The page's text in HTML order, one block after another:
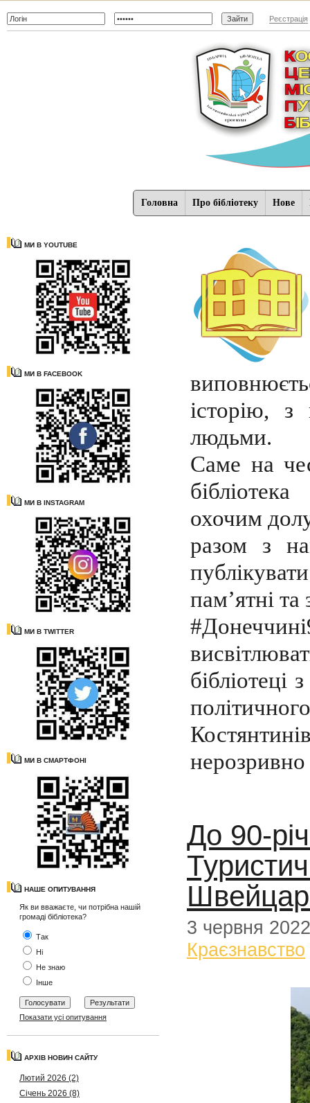
Реєстрація
Головна Про бібліотеку Нове
МИ В YOUTUBE
МИ В FACEBOOK
МИ В INSTAGRAM
МИ В TWITTER
МИ В СМАРТФОНІ
НАШЕ ОПИТУВАННЯ
Як ви вважаєте, чи потрібна нашій
громаді бібліотека?
Так
Ні
Не знаю
Інше
Показати усі опитування
АРХІВ НОВИН САЙТУ
Лютий 2026 (2)
Січень 2026 (8)
історію, з
людьми.
Саме на
охочим
разом з
пам’ятні
бібліотеці
нерозривно
До 90-
3 червня 2022
Краєзнавство